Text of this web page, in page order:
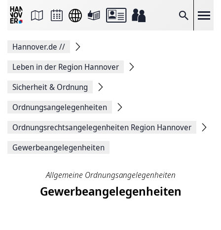
Suche
Seite
Facebook
teilen
Seitenlink
Seite
Hannover.de //
Leben in der Region Hannover
Sicherheit & Ordnung
Ordnungs­angelegenheiten
Ordnungs­rechts­angelegenheiten Region Hannover
Gewerbeangelegenheiten
Allgemeine Ordnungsangelegenheiten
Gewerbeangelegenheiten